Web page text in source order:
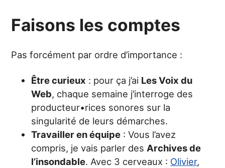
Faisons les comptes
Pas forcément par ordre d’importance :
Être curieux : pour ça j’ai Les Voix du
Web, chaque semaine j’interroge des
producteur•rices sonores sur la
singularité de leurs démarches.
Travailler en équipe : Vous l’avez
compris, je vais parler des Archives de
l’insondable. Avec 3 cerveaux : Olivier,